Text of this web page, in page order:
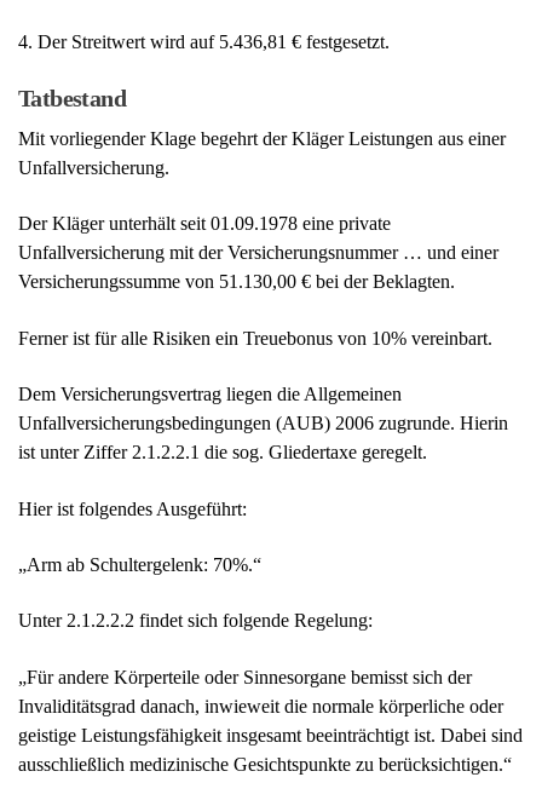
4. Der Streitwert wird auf 5.436,81 € festgesetzt.
Tatbestand
Mit vorliegender Klage begehrt der Kläger Leistungen aus einer
Unfallversicherung.
Der Kläger unterhält seit 01.09.1978 eine private
Unfallversicherung mit der Versicherungsnummer … und einer
Versicherungssumme von 51.130,00 € bei der Beklagten.
Ferner ist für alle Risiken ein Treuebonus von 10% vereinbart.
Dem Versicherungsvertrag liegen die Allgemeinen
Unfallversicherungsbedingungen (AUB) 2006 zugrunde. Hierin
ist unter Ziffer 2.1.2.2.1 die sog. Gliedertaxe geregelt.
Hier ist folgendes Ausgeführt:
„Arm ab Schultergelenk: 70%.“
Unter 2.1.2.2.2 findet sich folgende Regelung:
„Für andere Körperteile oder Sinnesorgane bemisst sich der
Invaliditätsgrad danach, inwieweit die normale körperliche oder
geistige Leistungsfähigkeit insgesamt beeinträchtigt ist. Dabei sind
ausschließlich medizinische Gesichtspunkte zu berücksichtigen.“